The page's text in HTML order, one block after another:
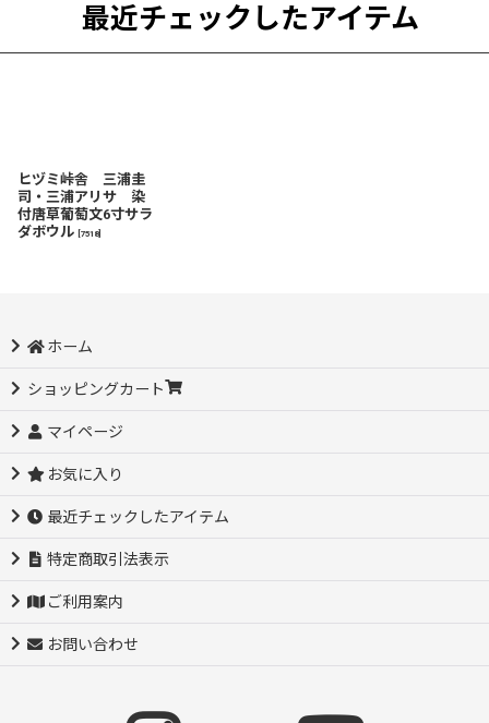
最近チェックしたアイテム
ヒヅミ峠舎 三浦圭
司・三浦アリサ 染
付唐草葡萄文6寸サラ
ダボウル
7518]
ホーム
ショッピングカート
マイページ
お気に入り
最近チェックしたアイテム
特定商取引法表示
ご利用案内
お問い合わせ